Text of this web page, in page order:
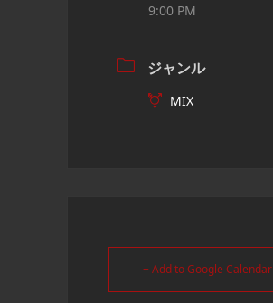
9:00 PM
ジャンル
MIX
+ Add to Google Calendar